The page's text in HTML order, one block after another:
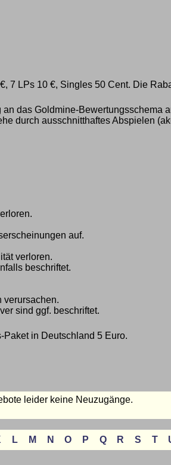
7 LPs 10 €, Singles 50 Cent. Die
das Goldmine-Bewertungsschema
durch ausschnitthaftes Abspielen
auf.
verloren.
beschriftet.
verursachen.
sind ggf. beschriftet.
Paket in Deutschland 5 Euro.
leider keine Neuzugänge.
L M N O P Q R S T